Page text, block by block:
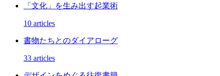
「文化」を生み出す起業術
10 articles
書物たちとのダイアローグ
33 articles